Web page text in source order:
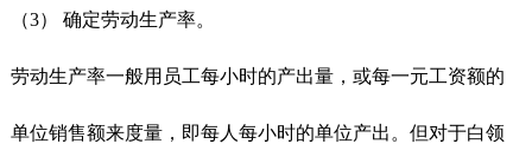
（3） 确定劳动生产率。
劳动生产率一般用员工每小时的产出量，或每一元工资额的
单位销售额来度量，即每人每小时的单位产出。但对于白领